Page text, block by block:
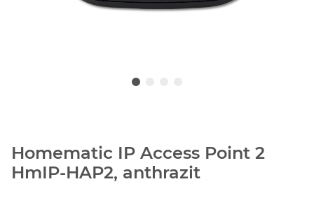
Homematic IP Access Point 2
HmIP-HAP2, anthrazit